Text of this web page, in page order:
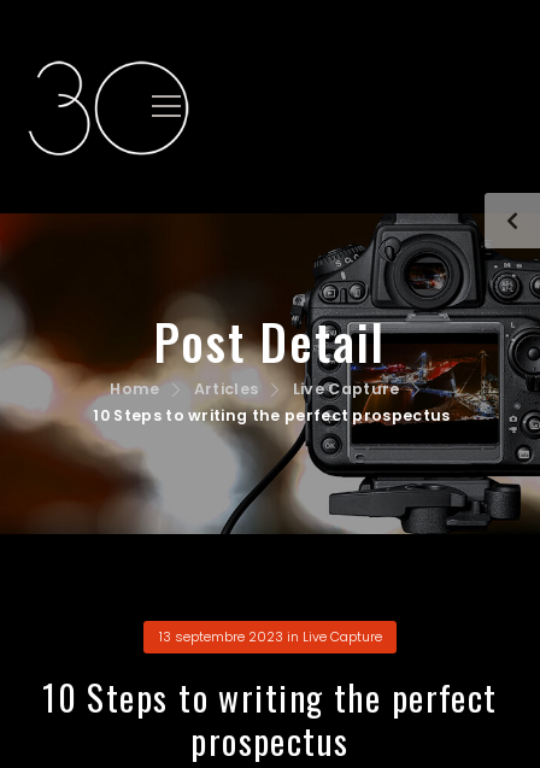
Post Detail
Home Articles
Live Capture
10 Steps to writing the perfect prospectus
13 septembre 2023 in Live Capture
10 Steps to writing the perfect
prospectus